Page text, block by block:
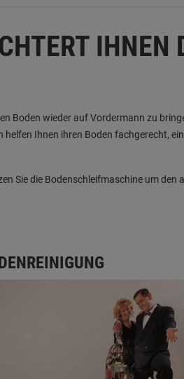
IHNEN
Boden wieder auf Vordermann zu
Ihnen ihren Boden fachgerecht,
Sie die Bodenschleifmaschine um den